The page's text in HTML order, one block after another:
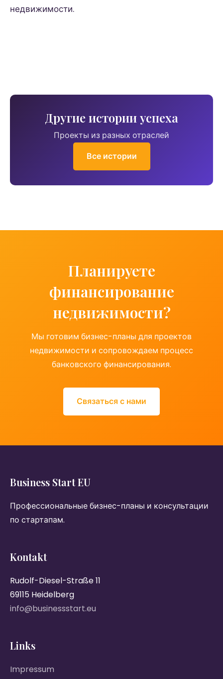
недвижимости.
Другие истории успеха
Проекты из разных отраслей
Все истории
Планируете
финансирование
недвижимости?
Мы готовим бизнес-планы для проектов
недвижимости и сопровождаем процесс
банковского финансирования.
Связаться с нами
Business Start EU
Профессиональные бизнес-планы и консультации
по стартапам.
Kontakt
Rudolf-Diesel-Straße 11
69115 Heidelberg
info@businessstart.eu
Links
Impressum